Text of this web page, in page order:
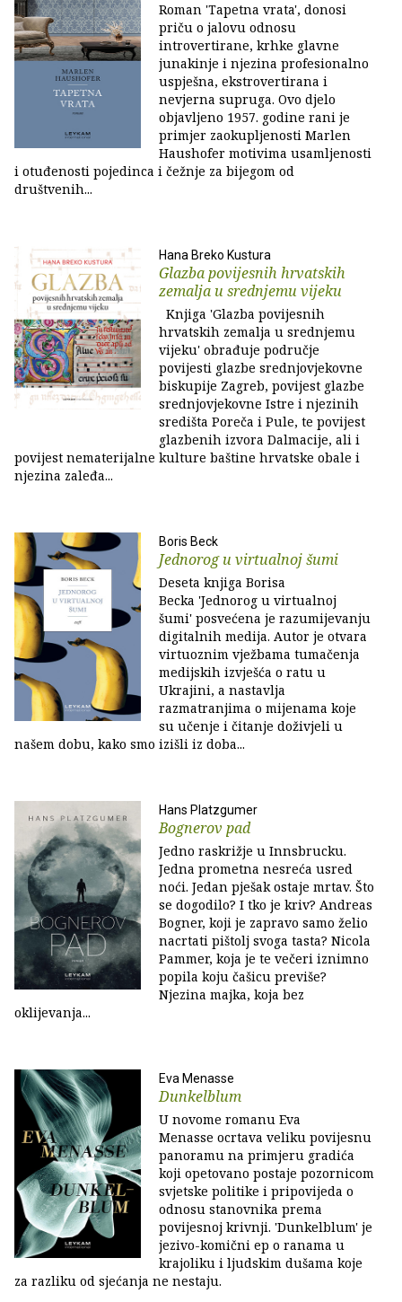
Roman 'Tapetna vrata', donosi
priču o jalovu odnosu
introvertirane, krhke glavne
junakinje i njezina profesionalno
uspješna, ekstrovertirana i
nevjerna supruga. Ovo djelo
objavljeno 1957. godine rani je
primjer zaokupljenosti Marlen
Haushofer motivima usamljenosti
i otuđenosti pojedinca i čežnje za bijegom od
društvenih...
Hana Breko Kustura
Glazba povijesnih hrvatskih
zemalja u srednjemu vijeku
Knjiga 'Glazba povijesnih
hrvatskih zemalja u srednjemu
vijeku' obrađuje područje
povijesti glazbe srednjovjekovne
biskupije Zagreb, povijest glazbe
srednjovjekovne Istre i njezinih
središta Poreča i Pule, te povijest
glazbenih izvora Dalmacije, ali i
povijest nematerijalne kulture baštine hrvatske obale i
njezina zaleđa...
Boris Beck
Jednorog u virtualnoj šumi
Deseta knjiga Borisa
Becka 'Jednorog u virtualnoj
šumi' posvećena je razumijevanju
digitalnih medija. Autor je otvara
virtuoznim vježbama tumačenja
medijskih izvješća o ratu u
Ukrajini, a nastavlja
razmatranjima o mijenama koje
su učenje i čitanje doživjeli u
našem dobu, kako smo izišli iz doba...
Hans Platzgumer
Bognerov pad
Jedno raskrižje u Innsbrucku.
Jedna prometna nesreća usred
noći. Jedan pješak ostaje mrtav. Što
se dogodilo? I tko je kriv? Andreas
Bogner, koji je zapravo samo želio
nacrtati pištolj svoga tasta? Nicola
Pammer, koja je te večeri iznimno
popila koju čašicu previše?
Njezina majka, koja bez
oklijevanja...
Eva Menasse
Dunkelblum
U novome romanu Eva
Menasse ocrtava veliku povijesnu
panoramu na primjeru gradića
koji opetovano postaje pozornicom
svjetske politike i pripovijeda o
odnosu stanovnika prema
povijesnoj krivnji. 'Dunkelblum' je
jezivo-komični ep o ranama u
krajoliku i ljudskim dušama koje
za razliku od sjećanja ne nestaju.